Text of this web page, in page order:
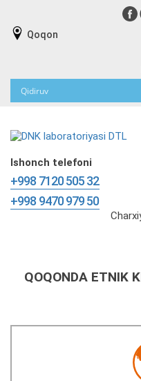
Qoqon
Ishonch telefoni
+998 7120 505 32
+998 9470 979 50
QOQONDA ETNIK